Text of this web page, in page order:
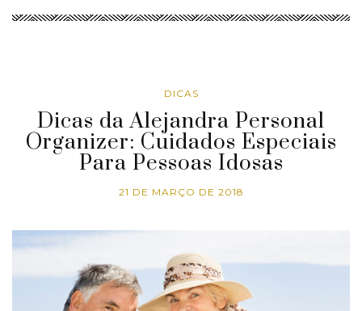
DICAS
Dicas da Alejandra Personal
Organizer: Cuidados Especiais
Para Pessoas Idosas
21 DE MARÇO DE 2018